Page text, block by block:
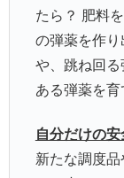
たら？ 肥料
の弾薬を作
や、跳ね回
ある弾薬を育
自分だけの
新たな調度